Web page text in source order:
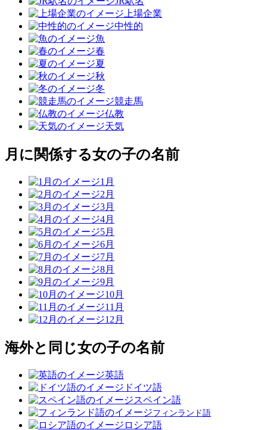
上場企業
中性的
魚
春
夏
秋
冬
競走馬
仏教
天気
月に関係する女の子の名前
1月
2月
3月
4月
5月
6月
7月
8月
9月
10月
11月
12月
海外と同じ女の子の名前
英語
ドイツ語
スペイン語
フィンランド語
ロシア語